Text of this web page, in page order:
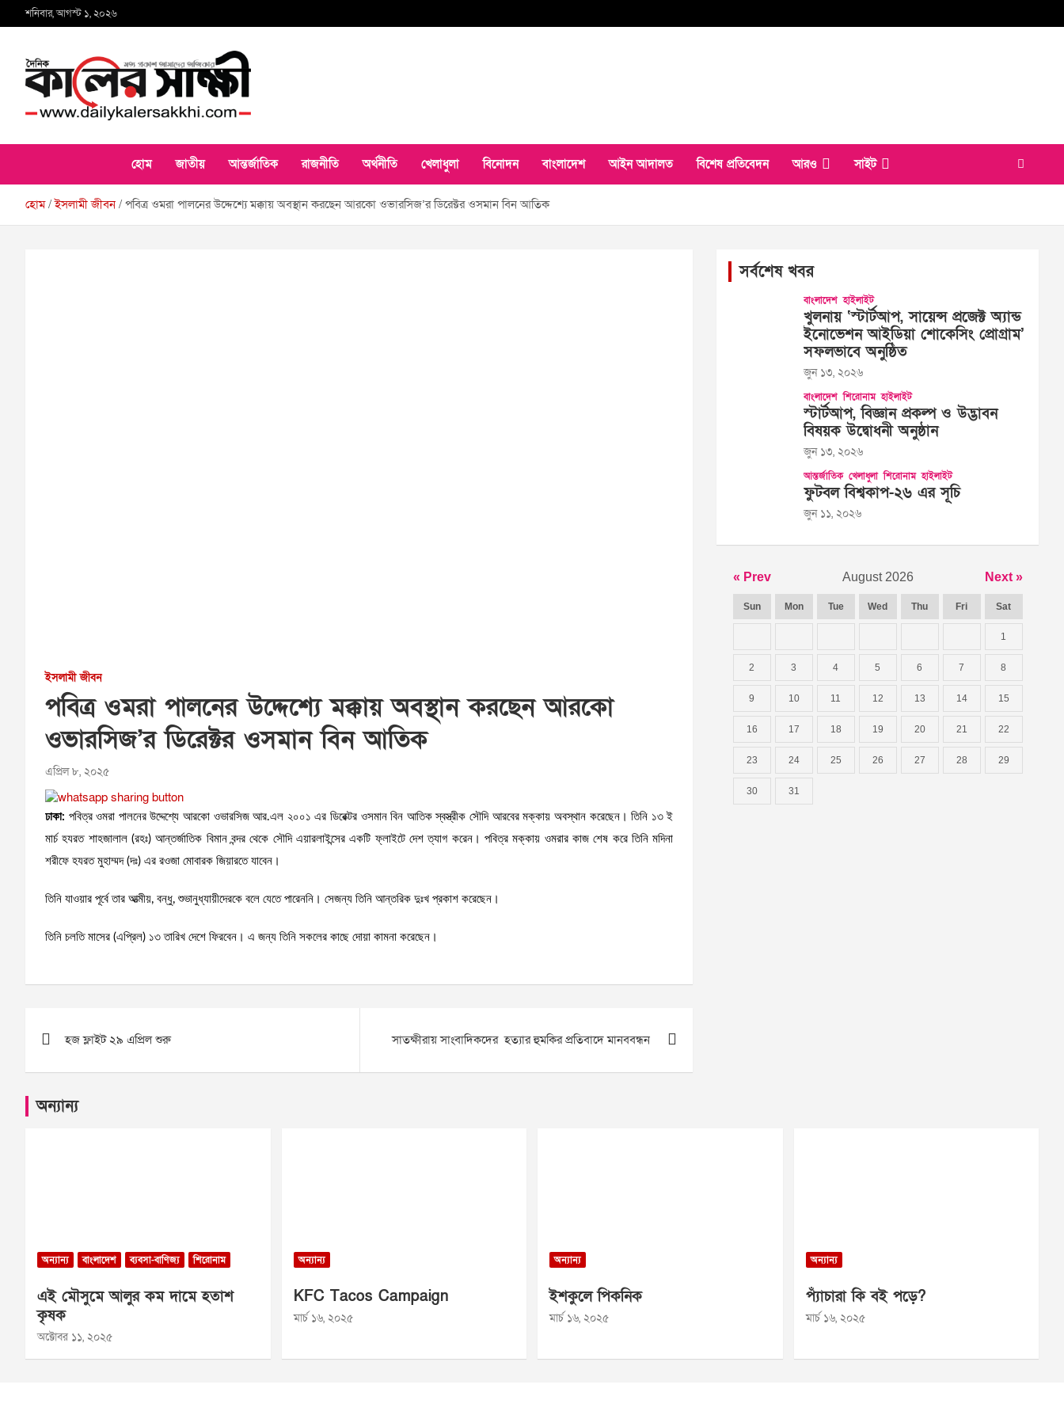
to
শনিবার, আগস্ট ১, ২০২৬
কালের সাক্ষী
হোম জাতীয় আন্তর্জাতিক রাজনীতি অর্থনীতি খেলাধুলা বিনোদন বাংলাদেশ আইন আদালত বিশেষ প্রতিবেদন আরও সাইট
হোম ইসলামী জীবন পবিত্র ওমরা পালনের উদ্দেশ্যে মক্কায় অবস্থান করছেন আরকো ওভারসিজ’র ডিরেক্টর ওসমান বিন আতিক
ইসলামী জীবন
পবিত্র ওমরা পালনের উদ্দেশ্যে মক্কায় অবস্থান করছেন আরকো
ওভারসিজ’র ডিরেক্টর ওসমান বিন আতিক
এপ্রিল ৮, ২০২৫
ঢাকা: পবিত্র ওমরা পালনের উদ্দেশ্যে আরকো ওভারসিজ আর.এল ২০০১ এর ডিরেক্টর ওসমান বিন আতিক স্বস্ত্রীক সৌদি আরবের মক্কায় অবস্থান করেছেন। তিনি ১৩ ই
মার্চ হযরত শাহজালাল (রহঃ) আন্তর্জাতিক বিমান বন্দর থেকে সৌদি এয়ারলাইন্সের একটি ফ্লাইটে দেশ ত্যাগ করেন। পবিত্র মক্কায় ওমরার কাজ শেষ করে তিনি মদিনা
শরীফে হযরত মুহাম্মদ (দঃ) এর রওজা মোবারক জিয়ারতে যাবেন।
তিনি যাওয়ার পূর্বে তার আত্মীয়, বন্ধু, শুভানুধ্যায়ীদেরকে বলে যেতে পারেননি। সেজন্য তিনি আন্তরিক দুঃখ প্রকাশ করেছেন।
তিনি চলতি মাসের (এপ্রিল) ১৩ তারিখ দেশে ফিরবেন। এ জন্য তিনি সকলের কাছে দোয়া কামনা করেছেন।
navigation
হজ ফ্লাইট ২৯ এপ্রিল শুরু সাতক্ষীরায় সাংবাদিকদের হত্যার হুমকির প্রতিবাদে মানববন্ধন
সর্বশেষ খবর
বাংলাদেশ হাইলাইট
খুলনায় ‘স্টার্টআপ, সায়েন্স প্রজেক্ট অ্যান্ড
ইনোভেশন আইডিয়া শোকেসিং প্রোগ্রাম’
সফলভাবে অনুষ্ঠিত
জুন ১৩, ২০২৬
বাংলাদেশ শিরোনাম হাইলাইট
স্টার্টআপ, বিজ্ঞান প্রকল্প ও উদ্ভাবন
বিষয়ক উদ্বোধনী অনুষ্ঠান
জুন ১৩, ২০২৬
আন্তর্জাতিক খেলাধুলা শিরোনাম হাইলাইট
ফুটবল বিশ্বকাপ-২৬ এর সূচি
জুন ১১, ২০২৬
« Prev August 2026 Next »
Sun Mon Tue Wed Thu Fri Sat
1
2 3 4 5 6 7 8
9 10 11 12 13 14 15
16 17 18 19 20 21 22
23 24 25 26 27 28 29
30 31
অন্যান্য
অন্যান্য বাংলাদেশ ব্যবসা-বাণিজ্য শিরোনাম
এই মৌসুমে আলুর কম দামে হতাশ
কৃষক
অক্টোবর ১১, ২০২৫
অন্যান্য
KFC Tacos Campaign
মার্চ ১৬, ২০২৫
অন্যান্য
ইশকুলে পিকনিক
মার্চ ১৬, ২০২৫
অন্যান্য
প্যাঁচারা কি বই পড়ে?
মার্চ ১৬, ২০২৫